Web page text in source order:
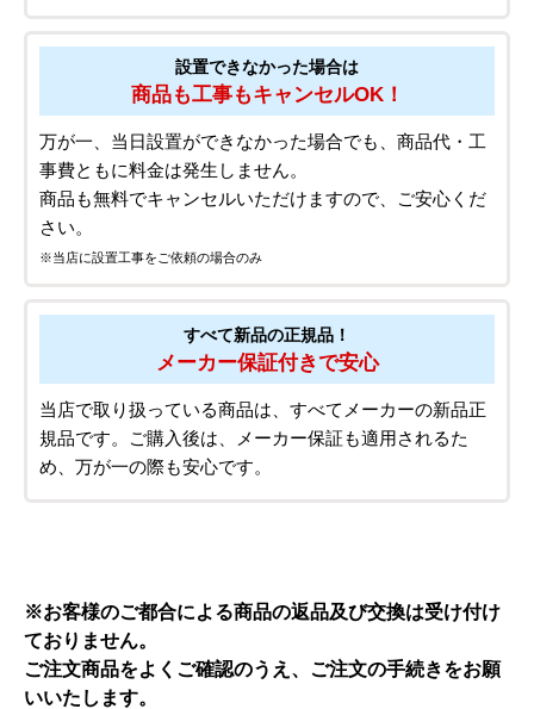
設置できなかった場合は
商品も工事もキャンセルOK！
万が一、当日設置ができなかった場合でも、商品代・工
事費ともに料金は発生しません。
商品も無料でキャンセルいただけますので、ご安心くだ
さい。
※当店に設置工事をご依頼の場合のみ
すべて新品の正規品！
メーカー保証付きで安心
当店で取り扱っている商品は、すべてメーカーの新品正
規品です。ご購入後は、メーカー保証も適用されるた
め、万が一の際も安心です。
※お客様のご都合による商品の返品及び交換は受け付け
ておりません。
ご注文商品をよくご確認のうえ、ご注文の手続きをお願
いいたします。